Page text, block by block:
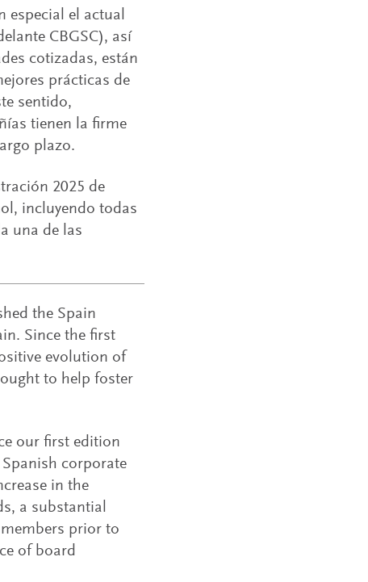
especial el actual
CBGSC), así
cotizadas, están
prácticas de
sentido,
tienen la firme
plazo.
2025 de
incluyendo todas
una de las
the Spain
Since the first
evolution of
to help foster
our first edition
corporate
in the
a substantial
prior to
of board